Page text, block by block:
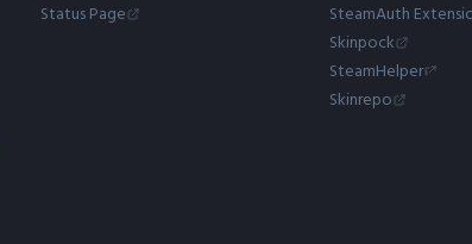
Status Page
SteamAuth
Skinpock
SteamHelper
Skinrepo